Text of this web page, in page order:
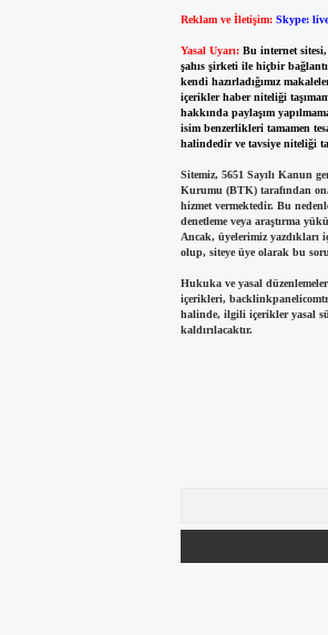
Reklam ve İletişim: Skype:
Yasal Uyarı: Bu internet
şahıs şirketi ile hiçbir
kendi hazırladığımız
içerikler haber niteliği
hakkında paylaşım
isim benzerlikleri tamamen
halindedir ve tavsiye niteliği
Sitemiz, 5651 Sayılı Kanun
Kurumu (BTK) tarafından
hizmet vermektedir. Bu
denetleme veya araştırma
Ancak, üyelerimiz yazdıkları
olup, siteye üye olarak bu
Hukuka ve yasal
içerikleri,
halinde, ilgili içerikler yasal
kaldırılacaktır.